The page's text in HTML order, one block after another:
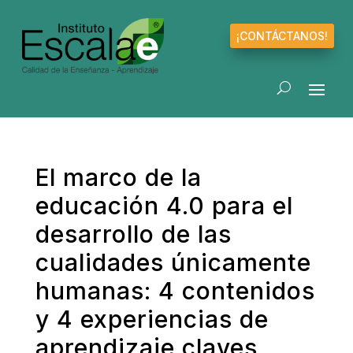
¡CONTÁCTANOS!
El marco de la
educación 4.0 para el
desarrollo de las
cualidades únicamente
humanas: 4 contenidos
y 4 experiencias de
aprendizaje claves